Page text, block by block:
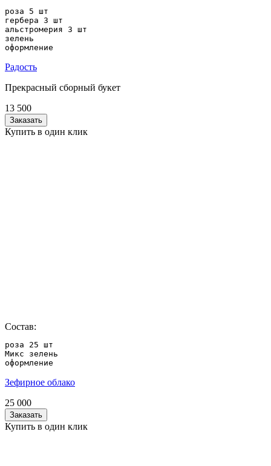
роза 5 шт
гербера 3 шт
альстромерия 3 шт
зелень
оформление
Радость
Прекрасный сборный букет
13 500
Заказать
Купить в один клик
Состав:
роза 25 шт
Микс зелень
оформление
Зефирное облако
25 000
Заказать
Купить в один клик